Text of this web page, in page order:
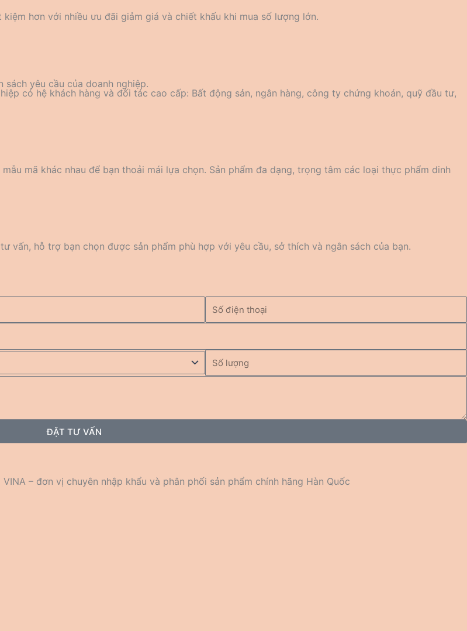
hơn với nhiều ưu đãi giảm giá và chiết khấu khi mua số lượng lớn.
yêu cầu của doanh nghiệp.
có hệ khách hàng và đối tác cao cấp: Bất động sản, ngân hàng, công ty chứng khoán, quỹ đầu tư,
mã khác nhau để bạn thoải mái lựa chọn. Sản phẩm đa dạng, trọng tâm các loại thực phẩm dinh
vấn, hỗ trợ bạn chọn được sản phẩm phù hợp với yêu cầu, sở thích và ngân sách của bạn.
ĐẶT TƯ VẤN
– đơn vị chuyên nhập khẩu và phân phối sản phẩm chính hãng Hàn Quốc